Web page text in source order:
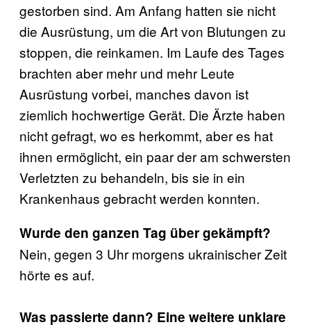
gestorben sind. Am Anfang hatten sie nicht
die Ausrüstung, um die Art von Blutungen zu
stoppen, die reinkamen. Im Laufe des Tages
brachten aber mehr und mehr Leute
Ausrüstung vorbei, manches davon ist
ziemlich hochwertige Gerät. Die Ärzte haben
nicht gefragt, wo es herkommt, aber es hat
ihnen ermöglicht, ein paar der am schwersten
Verletzten zu behandeln, bis sie in ein
Krankenhaus gebracht werden konnten.
Wurde den ganzen Tag über gekämpft?
Nein, gegen 3 Uhr morgens ukrainischer Zeit
hörte es auf.
Was passierte dann? Eine weitere unklare